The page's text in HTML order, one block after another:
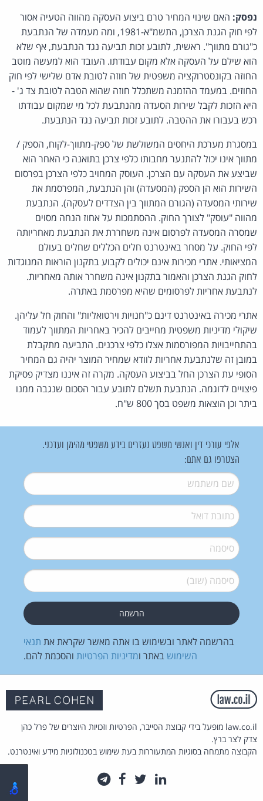
נפסק: האם שינוי המחיר טרם ביצוע העסקה מהווה הטעיה אסור
לפי חוק הגנת הצרכן, התשמ"א-1981, ומה מעמדה של הנתבעת
כ"גורם מתווך". ראשית, לתובע זכות תביעה נגד הנתבעת, אף שלא
הוא שילם על העסקה אלא מקום עבודתו. העובד הוא למעשה מוטב
החוזה בקונסטרוקציה משפטית של חוזה לטובת אדם שלישי לפי חוק
החוזים. במעמד ההזמנה משתכלל חוזה שהוא הטבה לטובת צד ג' -
היא הזכות לקבל שירות הסעדה מהנתבעת לכל מי שמקום עבודתו
רכש בעבורו את ההטבה. לתובע זכות תביעה נגד הנתבעת.
במסגרת מערכת היחסים המשולשת של ספק-מתווך-לקוח, הספק /
מתווך אינו יכול להתנער מחבותו כלפי צרכן בתואנה כי האחר הוא
שביצע את העסקה עם הצרכן. העוסק המחויב כלפי הצרכן בפרסום
השירות הוא הן הספק (המסעדה) והן הנתבעת, המפרסמת את
שירותי המסעדה (הגורם המתווך בין הצדדים לעסקה). הנתבעת
מהווה "עוסק" לצורך החוק. ההסתמכות על אחוז הנחה מסוים
שמסרה המסעדה לפרסום אינה משחררת את הנתבעת מאחריותה
לפי החוק. על מסחר באינטרנט חלים הכללים שחלים בעולם
המציאותי. אתרי מכירות אינם יכולים לקבוע בתקנון הוראות המנוגדות
לחוק הגנת הצרכן והאמור בתקנון אינה משחרר אותה מאחריות.
לנתבעת אחריות לפרסומים שהיא מפרסמת באתרה.
אתרי מכירה באינטרנט דינם כ"חנויות וירטואליות" והחוק חל עליהן.
שיקולי מדיניות משפטית מחייבים להכיר באחריות המתווך לעמוד
בהתחייבויות המפורסמות אצלו כלפי צרכנים. התביעה מתקבלת
במובן זה שלנתבעת אחריות לוודא שמחיר המוצר יהיה גם המחיר
הסופי עת הצרכן החל בביצוע העסקה. מקרה זה איננו מצדיק פסיקת
פיצויים לדוגמה. הנתבעת תשלם לתובע עבור הסכום שנגבה ממנו
ביתר וכן הוצאות משפט בסך 800 ש"ח.
אלפי עורכי דין ואנשי משפט נעזרים בידע משפטי מהימן ועדכני.
הצטרפו גם אתם:
שם משתמש*
דואל*
סיסמה*
סיסמה (שוב)*
בהרשמה לאתר ובשימוש בו אתה מאשר שקראת את תנאי
השימוש באתר ומדיניות הפרטיות והסכמת להם.
law.co.il מופעל בידי קבוצת הסייבר, הפרטיות וזכויות היוצרים של פרל כהן
צדק לצר ברץ.
הקבוצה מתמחה בסוגיות המתעוררות בעת שימוש בטכנולוגיות מידע ואינטרנט.
לינקדאין
טוויטרפייסבוק